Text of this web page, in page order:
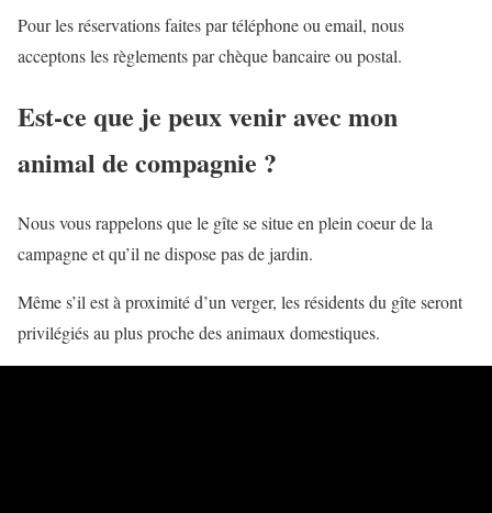
Pour les réservations faites par téléphone ou email, nous
acceptons les règlements par chèque bancaire ou postal.
Est-ce que je peux venir avec mon
animal de compagnie ?
Nous vous rappelons que le gîte se situe en plein coeur de la
campagne et qu’il ne dispose pas de jardin.
Même s’il est à proximité d’un verger, les résidents du gîte seront
privilégiés au plus proche des animaux domestiques.